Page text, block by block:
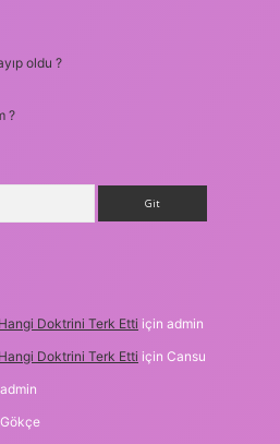
oldu ?
?
Doktrini Terk Etti için admin
Doktrini Terk Etti için Cansu
admin
Gökçe